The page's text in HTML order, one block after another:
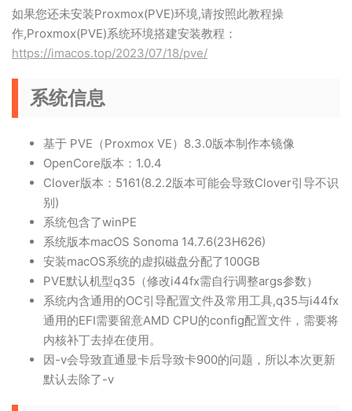
如果您还未安装Proxmox(PVE)环境,请按照此教程操
作,Proxmox(PVE)系统环境搭建安装教程：
https://imacos.top/2023/07/18/pve/
系统信息
基于 PVE（Proxmox VE）8.3.0版本制作本镜像
OpenCore版本：1.0.4
Clover版本：5161(8.2.2版本可能会导致Clover引导不识
别)
系统包含了winPE
系统版本macOS Sonoma 14.7.6(23H626)
安装macOS系统的虚拟磁盘分配了100GB
PVE默认机型q35（修改i44fx需自行调整args参数）
系统内含通用的OC引导配置文件及常用工具,q35与i44fx
通用的EFI需要留意AMD CPU的config配置文件，需要将
内核补丁去掉在使用。
因-v会导致直通显卡后导致卡900的问题，所以本次更新
默认去除了-v